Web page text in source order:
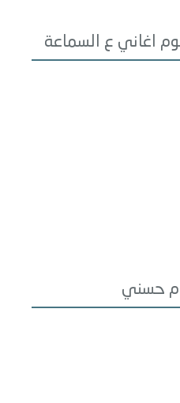
اغاني ع السماعة
حسني